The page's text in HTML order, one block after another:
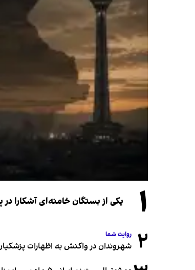
۱ یکی از بستگان خامنه‌ای آشکارا
۲ روایت شما
شهروندان در واکنش به اظهارات پزشکیان